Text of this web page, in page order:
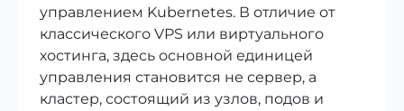
управлением Kubernetes. В отличие от
классического VPS или виртуального
хостинга, здесь основной единицей
управления становится не сервер, а
кластер, состоящий из узлов, подов и